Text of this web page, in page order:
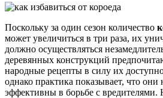
Поскольку за один сезон количество
может увеличиться в три раза, их
должно осуществляться
деревянных конструкций
народные рецепты в силу их
однако практика показывает, что они
эффективны в борьбе с вредителями.